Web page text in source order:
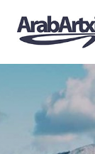
contenido